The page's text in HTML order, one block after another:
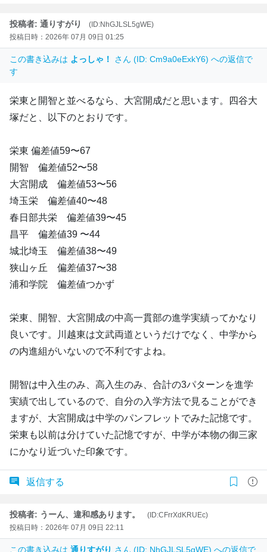
投稿者: 通りすがり
(ID:NhGJLSL5gWE)
投稿日時：2026年 07月 09日 01:25
この書き込みは よっしゃ！
さん (ID: Cm9a0eExkY6) への返信で
す
栄東と開智と並べるなら、大宮開成だと思います。四谷大
塚だと、以下のとおりです。
栄東 偏差値59〜67
開智 偏差値52〜58
大宮開成 偏差値53〜56
埼玉栄 偏差値40〜48
春日部共栄 偏差値39〜45
昌平 偏差値39 〜44
城北埼玉 偏差値38〜49
狭山ヶ丘 偏差値37〜38
浦和学院 偏差値つかず
栄東、開智、大宮開成の中高一貫部の進学実績ってかなり
良いです。川越東は文武両道というだけでなく、中学から
の内進組がいないので不利ですよね。
開智は中入生のみ、高入生のみ、合計の3パターンを進学
実績で出しているので、自分の入学方法で見ることができ
ますが、大宮開成は中学のパンフレットでみた記憶です。
栄東も以前は分けていた記憶ですが、中学が本物の御三家
にかなり近づいた印象です。
返信する
投稿者: うーん、違和感あります。
(ID:CFrrXdKRUEc)
投稿日時：2026年 07月 09日 22:11
この書き込みは 通りすがり さん (ID: NhGJLSL5gWE) への返信で